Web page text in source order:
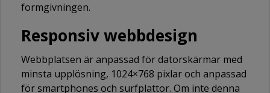
formgivningen.
Responsiv webbdesign
Webbplatsen är anpassad för datorskärmar med
minsta upplösning, 1024×768 pixlar och anpassad
för smartphones och surfplattor. Om inte denna